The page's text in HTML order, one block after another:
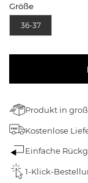
Größe
36-37
Produkt in
Kostenlose
Einfache
1-Klick-